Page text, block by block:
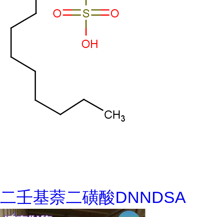
二壬基萘二磺酸DNNDSA